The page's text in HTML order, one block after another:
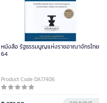
หนังสือ รัฐธรรมนูญแห่งราชอาณาจักรไทย
64
Product Code DA17406